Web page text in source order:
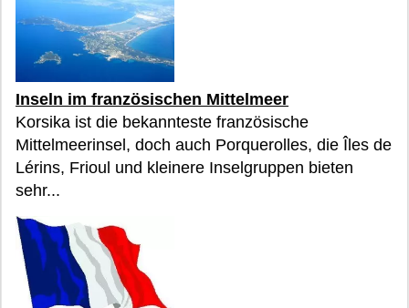
Inseln im französischen Mittelmeer
Korsika ist die bekannteste französische
Mittelmeerinsel, doch auch Porquerolles, die Îles de
Lérins, Frioul und kleinere Inselgruppen bieten
sehr...